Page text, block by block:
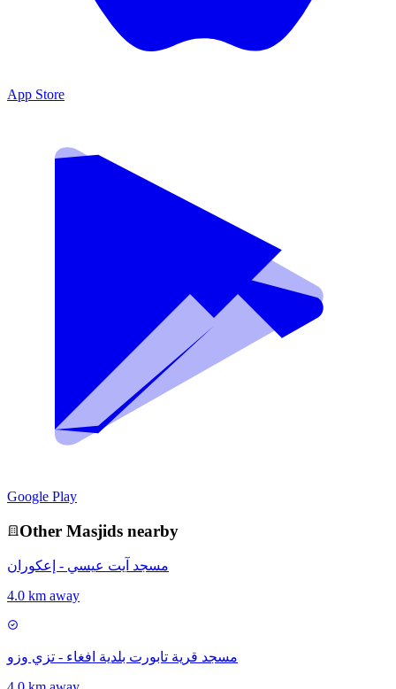
App Store
Google Play
Other Masjids nearby
مسجد آيت عيسي - إعكوران
4.0 km away
مسجد قرية تابورت بلدية افغاء - تزي وزو